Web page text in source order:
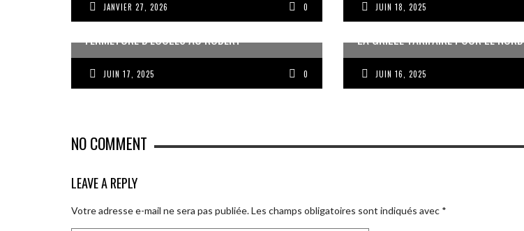
JANVIER 27, 2026 0 JUIN 18, 2025
FERMETURE D’ÉCOLES AU ROBERT
JUIN 17, 2025 0
LA GRILLE TARIFAIRE POUR LE NORD
JUIN 16, 2025
NO COMMENT
LEAVE A REPLY
Votre adresse e-mail ne sera pas publiée.Les champs obligatoires sont indiqués avec *